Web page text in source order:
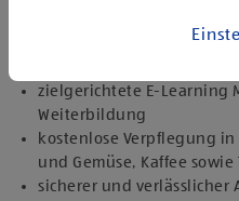
top ausgestattet mit
zielgerichtete E-Learning
Weiterbildung
kostenlose Verpflegung in
und Gemüse, Kaffee sowie
sicherer und verlässlicher